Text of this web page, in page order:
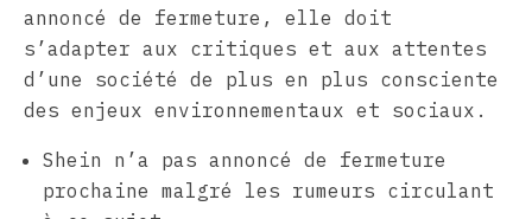
annoncé de fermeture, elle doit
s’adapter aux critiques et aux attentes
d’une société de plus en plus consciente
des enjeux environnementaux et sociaux.
Shein n’a pas annoncé de fermeture
prochaine malgré les rumeurs circulant